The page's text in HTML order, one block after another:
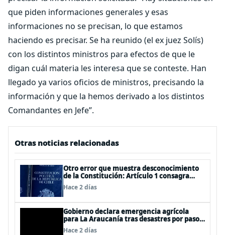
que piden informaciones generales y esas
informaciones no se precisan, lo que estamos
haciendo es precisar. Se ha reunido (el ex juez Solís)
con los distintos ministros para efectos de que le
digan cuál materia les interesa que se conteste. Han
llegado ya varios oficios de ministros, precisando la
información y que la hemos derivado a los distintos
Comandantes en Jefe”.
Otras noticias relacionadas
Otro error que muestra desconocimiento
de la Constitución: Artículo 1 consagra
resguardar la seguridad nacional y
proteger a los ciudadanos
Hace 2 días
Gobierno declara emergencia agrícola
para La Araucanía tras desastres por pasos
de sistemas frontales
Hace 2 días